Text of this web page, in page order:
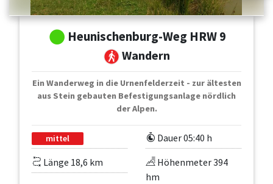
Heunischenburg-Weg HRW 9
Wandern
Ein Wanderweg in die Urnenfelderzeit - zur ältesten
aus Stein gebauten Befestigungsanlage nördlich
der Alpen.
mittel
Dauer 05:40 h
Länge 18,6 km
Höhenmeter 394
hm